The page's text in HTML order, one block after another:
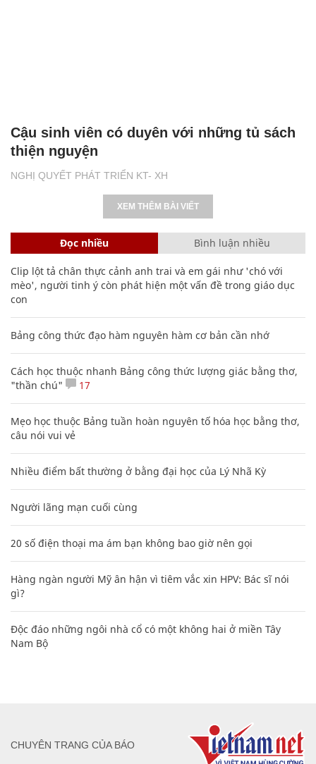
NGHỊ QUYẾT PHÁT TRIỂN KT- XH
Cậu sinh viên có duyên với những tủ sách
thiện nguyện
XEM THÊM BÀI VIẾT
Đọc nhiều Bình luận nhiều
Clip lột tả chân thực cảnh anh trai và em gái như 'chó với
mèo', người tinh ý còn phát hiện một vấn đề trong giáo dục
con
Bảng công thức đạo hàm nguyên hàm cơ bản cần nhớ
Cách học thuộc nhanh Bảng công thức lượng giác bằng thơ,
"thần chú"
17
Mẹo học thuộc Bảng tuần hoàn nguyên tố hóa học bằng thơ,
câu nói vui vẻ
Nhiều điểm bất thường ở bằng đại học của Lý Nhã Kỳ
Người lãng mạn cuối cùng
20 số điện thoại ma ám bạn không bao giờ nên gọi
Hàng ngàn người Mỹ ân hận vì tiêm vắc xin HPV: Bác sĩ nói
gì?
Độc đáo những ngôi nhà cổ có một không hai ở miền Tây
Nam Bộ
CHUYÊN TRANG CỦA BÁO